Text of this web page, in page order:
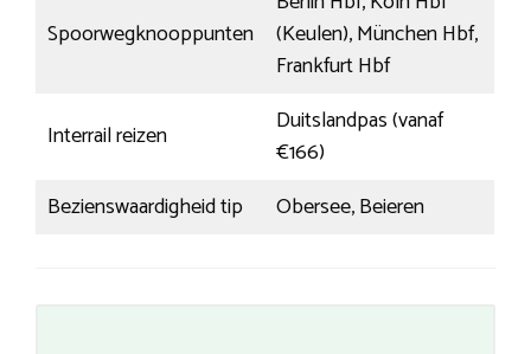
Spoorwegknooppunten
(Keulen), München Hbf,
Frankfurt Hbf
Interrail reizen
Duitslandpas (vanaf
€166)
Bezienswaardigheid tip
Obersee, Beieren